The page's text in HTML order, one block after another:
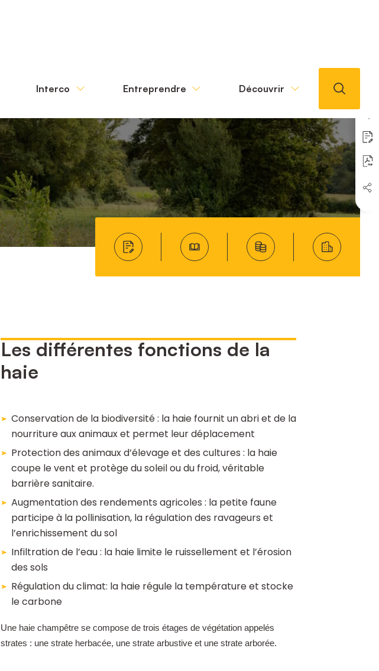
Interco Entreprendre Découvrir
Les différentes fonctions de la
haie
Conservation de la biodiversité : la haie fournit un abri et de la
nourriture aux animaux et permet leur déplacement
Protection des animaux d’élevage et des cultures : la haie
coupe le vent et protège du soleil ou du froid, véritable
barrière sanitaire.
Augmentation des rendements agricoles : la petite faune
participe à la pollinisation, la régulation des ravageurs et
l’enrichissement du sol
Infiltration de l’eau : la haie limite le ruissellement et l’érosion
des sols
Régulation du climat: la haie régule la température et stocke
le carbone
Une haie champêtre se compose de trois étages de végétation appelés
strates : une strate herbacée, une strate arbustive et une strate arborée.